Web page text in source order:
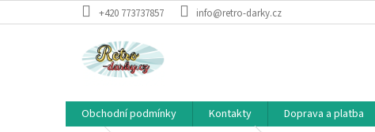
na
+420 773737857 info@retro-darky.cz
Obchodní podmínky Kontakty Doprava a platba